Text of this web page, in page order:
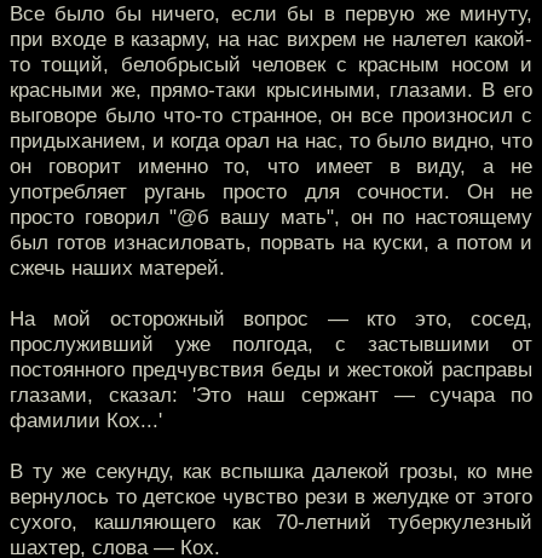
Все было бы ничего, если бы в первую же минуту,
при входе в казарму, на нас вихрем не налетел какой-
то тощий, белобрысый человек с красным носом и
красными же, прямо-таки крысиными, глазами. В его
выговоре было что-то странное, он все произносил с
придыханием, и когда орал на нас, то было видно, что
он говорит именно то, что имеет в виду, а не
употребляет ругань просто для сочности. Он не
просто говорил "@б вашу мать", он по настоящему
был готов изнасиловать, порвать на куски, а потом и
сжечь наших матерей.
На мой осторожный вопрос — кто это, сосед,
прослуживший уже полгода, с застывшими от
постоянного предчувствия беды и жестокой расправы
глазами, сказал: 'Это наш сержант — сучара по
фамилии Кох...'
В ту же секунду, как вспышка далекой грозы, ко мне
вернулось то детское чувство рези в желудке от этого
сухого, кашляющего как 70-летний туберкулезный
шахтер, слова — Кох.